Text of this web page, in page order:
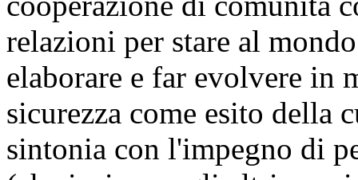
relazioni per stare al
elaborare e far evolvere in
sicurezza come esito della
sintonia con l'impegno di